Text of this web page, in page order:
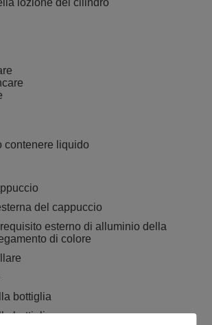
contenere liquido
del cappuccio
esterno di alluminio della
di colore
bottiglia
bottiglia